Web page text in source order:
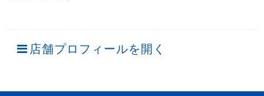
店舗プロフィールを開く